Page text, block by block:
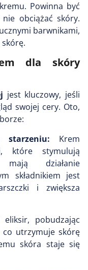
Powinna być
obciążać skóry.
barwnikami,
dla skóry
jest kluczowy, jeśli
swojej cery. Oto,
starzeniu: Krem
które stymulują
działanie
składnikiem jest
i zwiększa
eliksir, pobudzając
co utrzymuje skórę
skóra staje się